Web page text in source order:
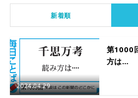
新着順
2024.04.29
第1000
方は…